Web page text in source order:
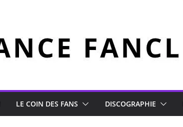
LE COIN DES FANS DISCOGRAPHIE